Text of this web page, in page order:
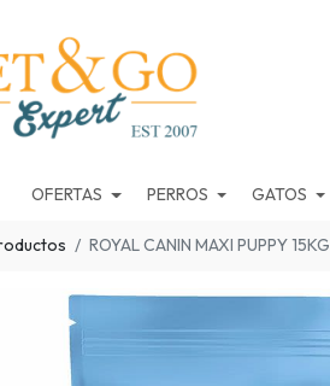
OFERTAS PERROS GATOS
ROYAL CANIN MAXI PUPPY 15KG